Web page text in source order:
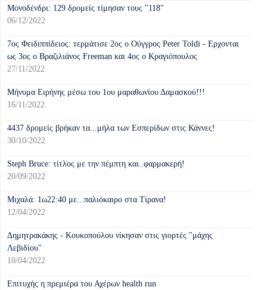
Μονοδένδρι: 129 δρομείς τίμησαν τους "118"
06/12/2022
7ος Φειδιππίδειος: τερμάτισε 2ος ο Ούγγρος Peter Toldi - Ερχονται
ως 3ος ο Βραζιλιάνος Freeman και 4ος ο Κραγιόπουλος
27/11/2022
Μήνυμα Ειρήνης μέσω του 1ου μαραθωνίου Δαμασκού!!!
16/11/2022
4437 δρομείς βρήκαν τα...μήλα των Εσπερίδων στις Κάννες!
30/10/2022
Steph Bruce: τίτλος με την πέμπτη και..φαρμακερή!
20/09/2022
Μιχαλά: 1ω22:40 με...παλιόκαιρο στα Τίρανα!
12/04/2022
Δημητρακάκης - Κουκοπούλου νίκησαν στις γιορτές "μάχης
Λεβιδίου"
10/04/2022
Επιτυχής η πρεμιέρα του Αχέρων health run